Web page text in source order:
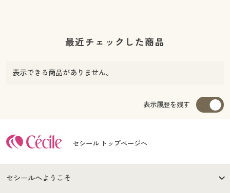
最近チェックした商品
表示できる商品がありません。
表示履歴を残す
セシール トップページへ
セシールへようこそ